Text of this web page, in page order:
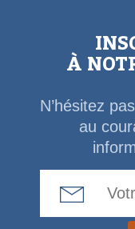
À
N’hésitez
au